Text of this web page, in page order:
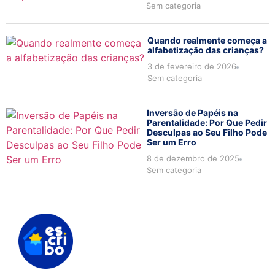
Sem categoria
Quando realmente começa a
alfabetização das crianças?
3 de fevereiro de 2026
Sem categoria
Inversão de Papéis na
Parentalidade: Por Que Pedir
Desculpas ao Seu Filho Pode
Ser um Erro
8 de dezembro de 2025
Sem categoria